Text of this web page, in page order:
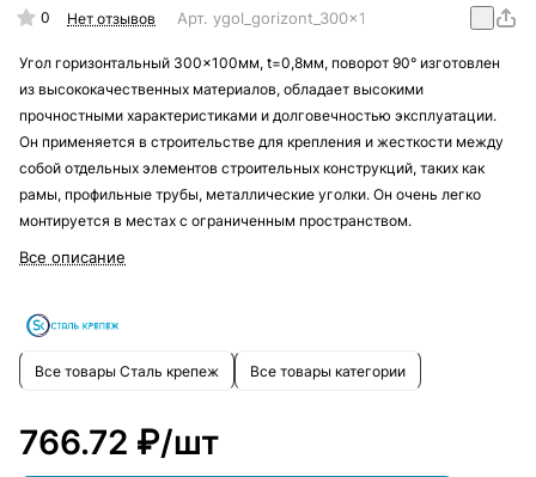
0 Нет отзывов Арт. ygol_gorizont_300x100mm_t=0,8mm_90
Угол горизонтальный 300x100мм, t=0,8мм, поворот 90° изготовлен
из высококачественных материалов, обладает высокими
прочностными характеристиками и долговечностью эксплуатации.
Он применяется в строительстве для крепления и жесткости между
собой отдельных элементов строительных конструкций, таких как
рамы, профильные трубы, металлические уголки. Он очень легко
монтируется в местах с ограниченным пространством.
Все описание
Все товары Сталь крепеж Все товары категории
766.72 ₽/шт